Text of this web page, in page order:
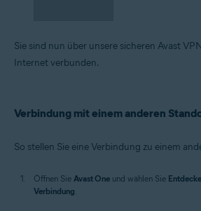
Sie sind nun über unsere sicheren Avast
Internet verbunden.
Verbindung mit einem anderen
So stellen Sie eine Verbindung zu einem
Öffnen Sie Avast One und wählen Sie
Verbindung.